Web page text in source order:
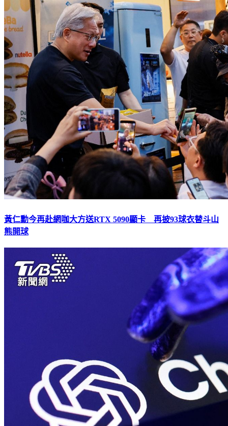
黃仁勳今再赴網咖大方送RTX 5090顯卡 再披93球衣替斗山
熊開球